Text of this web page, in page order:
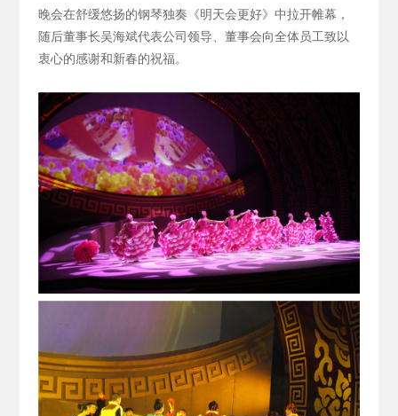
晚会在舒缓悠扬的钢琴独奏《明天会更好》中拉开帷幕，
随后董事长吴海斌代表公司领导、董事会向全体员工致以
衷心的感谢和新春的祝福。